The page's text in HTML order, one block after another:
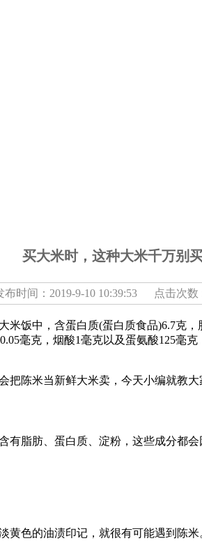
买大米时，这种大米千万别
布时间：2019-9-10 10:39:53 点击次数
中，含蛋白质(蛋白质食品)6.7克，
毫克，烟酸1毫克以及蛋氨酸125毫
陈米当新鲜大米卖，今天小编就教大
脂肪、蛋白质、淀粉，这些成分都
色的油渍印记，就很有可能遇到陈米